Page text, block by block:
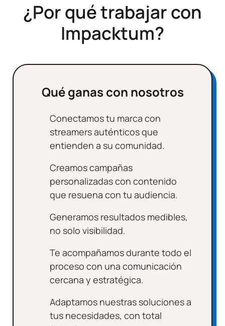
¿Por qué trabajar con
Impacktum?
Qué ganas con nosotros
Conectamos tu marca con
streamers auténticos que
entienden a su comunidad.
Creamos campañas
personalizadas con contenido
que resuena con tu audiencia.
Generamos resultados medibles,
no solo visibilidad.
Te acompañamos durante todo el
proceso con una comunicación
cercana y estratégica.
Adaptamos nuestras soluciones a
tus necesidades, con total